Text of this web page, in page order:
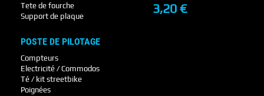
Tete de fourche
Support de plaque
POSTE DE PILOTAGE
Compteurs
Electricité / Commodos
Té / kit streetbike
Poignées
3,20 €